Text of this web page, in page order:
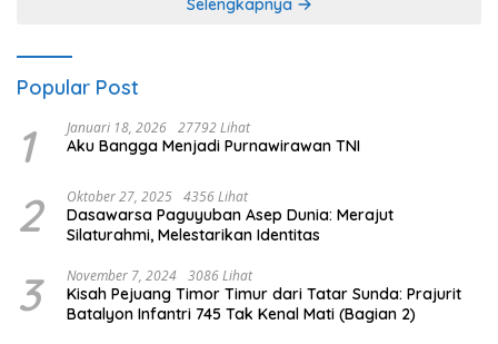
Selengkapnya
Popular Post
1 Januari 18, 2026 27792 Lihat
Aku Bangga Menjadi Purnawirawan TNI
2 Oktober 27, 2025 4356 Lihat
Dasawarsa Paguyuban Asep Dunia: Merajut
Silaturahmi, Melestarikan Identitas
3 November 7, 2024 3086 Lihat
Kisah Pejuang Timor Timur dari Tatar Sunda: Prajurit
Batalyon Infantri 745 Tak Kenal Mati (Bagian 2)